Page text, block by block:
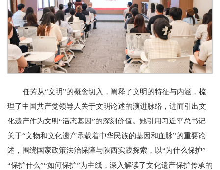
任芳从“文明”的概念切入，阐释了文明的特征与内涵，梳
理了中国共产党领导人关于文明论述的演进脉络，进而引出文
化遗产作为文明“活态基因”的深刻价值。她引用习近平总书记
关于“文物和文化遗产承载着中华民族的基因和血脉”的重要论
述，围绕国家政策法治保障与陕西实践探索，以“为什么保护”
“保护什么”“如何保护”为主线，深入解读了文化遗产保护传承的